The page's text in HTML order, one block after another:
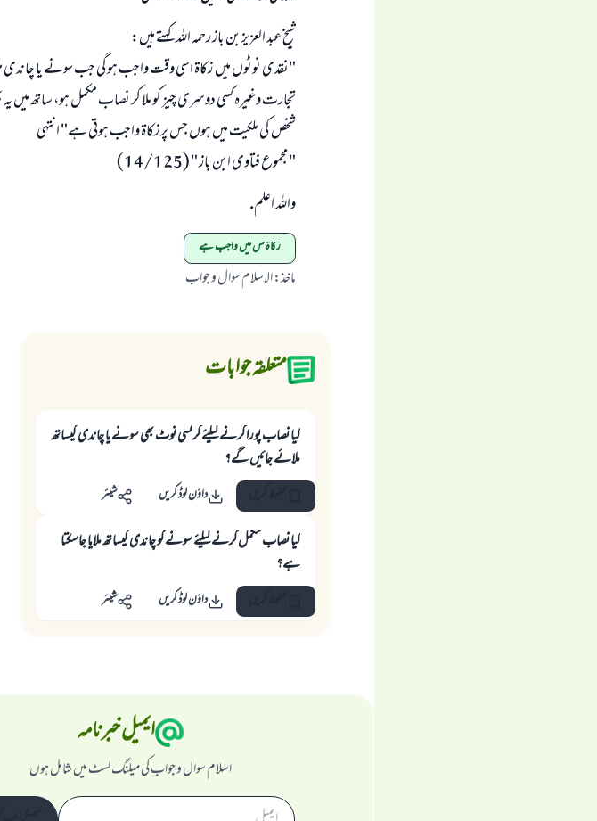
شیخ عبد العزیز بن باز رحمہ اللہ کہتے ہیں:
"نقدی نوٹوں میں زکاۃ اسی وقت واجب ہو گی جب سونے یا
تجارت وغیرہ کسی دوسری چیز کو ملا کر نصاب مکمل ہو، ساتھ
شخص کی ملکیت میں ہوں جس پر زکاۃ واجب ہوتی ہے" انتہی
" مجموع فتاوى ابن باز " (14/125)
واللہ اعلم.
زکاۃ کس میں واجب ہے
ماخذ:الاسلام سوال و جواب
متعلقہ جوابات
کیا نصاب پورا کرنے کیلئے کرنسی نوٹ بھی سونے یا چاندی کیساتھ
ملائے جائیں گے؟
داؤن لوڈ کریں شیئر
کیا نصاب مکمل کرنے کیلئے سونے کو چاندی کیساتھ ملایا جاسکتا
ہے؟
داؤن لوڈ کریں شیئر
ایمیل خبرنامہ
اسلام سوال و جواب کی میلنگ لسٹ میں شامل ہوں